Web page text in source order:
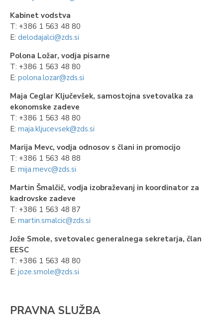
Kabinet vodstva
T: +386 1 563 48 80
E: delodajalci@zds.si
Polona Ložar, vodja pisarne
T: +386 1 563 48 80
E: polona.lozar@zds.si
Maja Ceglar Ključevšek, samostojna svetovalka za
ekonomske zadeve
T: +386 1 563 48 80
E: maja.kljucevsek@zds.si
Marija Mevc, vodja odnosov s člani in promocijo
T: +386 1 563 48 88
E: mija.mevc@zds.si
Martin Šmalčič, vodja izobraževanj in koordinator za
kadrovske zadeve
T: +386 1 563 48 87
E: martin.smalcic@zds.si
Jože Smole, svetovalec generalnega sekretarja, član
EESC
T: +386 1 563 48 80
E: joze.smole@zds.si
PRAVNA SLUŽBA